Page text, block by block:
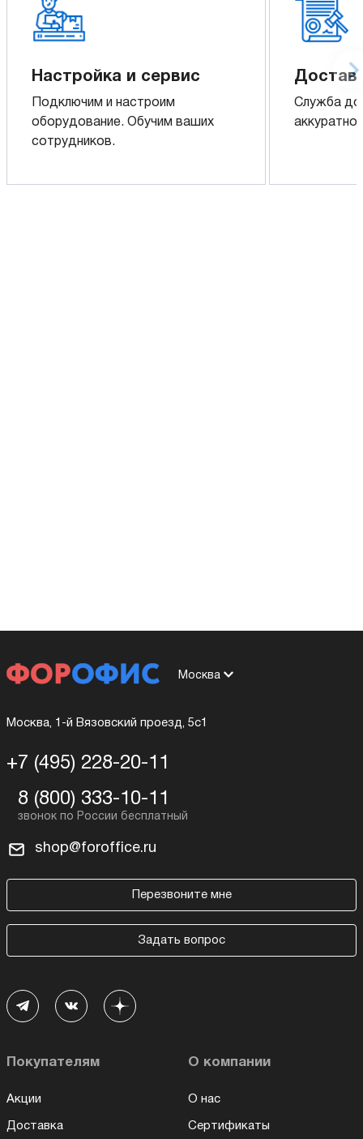
Настройка и сервис
Подключим и настроим
оборудование. Обучим ваших
сотрудников.
Служба
аккуратно
Москва
Москва, 1-й Вязовский проезд, 5с1
+7 (495) 228-20-11
8 (800) 333-10-11
shop@foroffice.ru
Перезвоните мне
Задать вопрос
Покупателям
Акции
Доставка
О компании
О нас
Сертификаты